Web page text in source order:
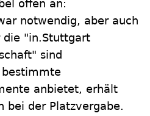
offen an:
notwendig, aber auch
die "in.Stuttgart
sind
anbietet, erhält
bei der Platzvergabe.